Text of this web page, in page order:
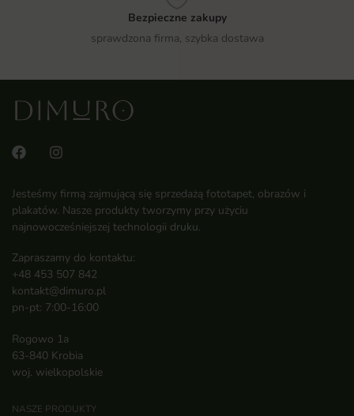
Bezpieczne zakupy
sprawdzona firma, szybka dostawa
Jesteśmy firmą zajmującą się sprzedażą fototapet, obrazów i
plakatów. Nasze produkty tworzymy przy użyciu
najnowocześniejszej technologii druku.
Zapraszamy do kontaktu:
+48 453 507 842
kontakt@dimuro.pl
pn-pt: 7:00-16:00
Rogowo 1a
63-840 Krobia
woj. wielkopolskie
NASZE PRODUKTY